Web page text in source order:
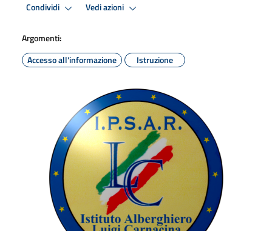
Condividi Vedi azioni
Argomenti:
Accesso all'informazione
Istruzione